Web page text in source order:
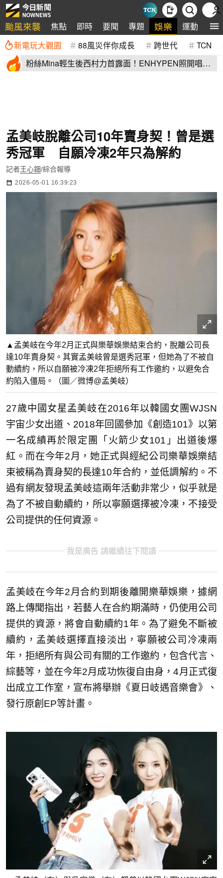
颱風來襲 焦點 即時 要聞 專題 娛樂 運動 全
新電玩大觀園 88風災伴你成長 跨世代 TCN
粉絲Mina輕生後西村力首露面！ENHYPEN照開唱
孟美岐脫離公司10年賣身契！曾是選
秀冠軍 自願冷凍2年只為解約
記者王心鈿/綜合報導
2026-05-01 16:39:23
▲孟美岐在今年2月正式與樂華娛樂結束合約，脫離公司長
達10年賣身契。其實孟美岐曾是選秀冠軍，但她為了不被自
動續約，所以自願被冷凍2年拒絕所有工作邀約，以避免合
約陷入僵局。（圖／微博@孟美岐）
27歲中國女星孟美岐在2016年以韓國女團WJSN
宇宙少女出道、2018年回國參加《創造101》以第
一名成績再於限定團「火箭少女101」出道後爆
紅。而在今年2月，她正式與經紀公司樂華娛樂結
束被稱為賣身契的長達10年合約，並低調解約。不
過有網友發現孟美岐這兩年活動非常少，似乎就是
為了不被自動續約，所以寧願選擇被冷凍，不接受
公司提供的任何資源。
我是廣告 請繼續往下閱讀
孟美岐在今年2月合約到期後離開樂華娛樂，據網
路上傳聞指出，若藝人在合約期滿時，仍使用公司
提供的資源，將會自動續約1年。為了避免不斷被
續約，孟美岐選擇直接淡出，寧願被公司冷凍兩
年，拒絕所有與公司有關的工作邀約，包含代言、
綜藝等，並在今年2月成功恢復自由身，4月正式復
出成立工作室，宣布將舉辦《夏日岐遇音樂會》、
發行原創EP等計畫。